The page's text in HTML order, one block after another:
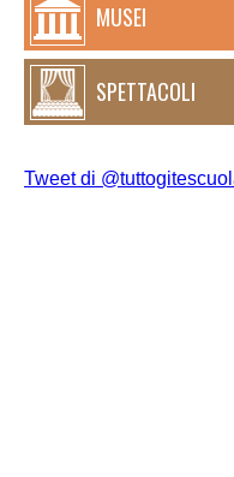
MUSEI
SPETTACOLI
Tweet di